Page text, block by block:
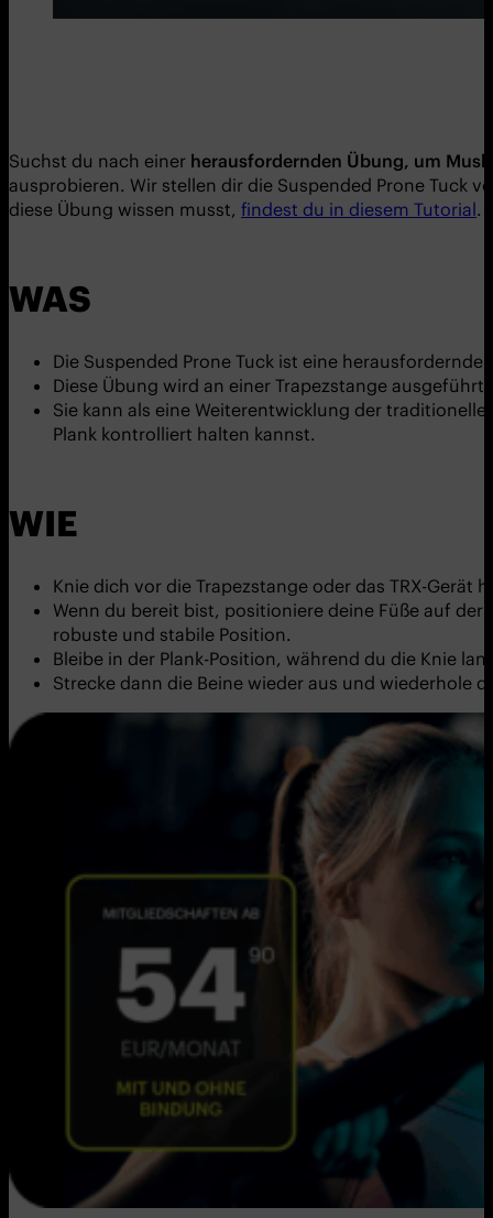
Suchst du nach einer herausfordernden Übung, um
ausprobieren. Wir stellen dir die Suspended Prone Tuck
diese Übung wissen musst, findest du in diesem Tutorial.
WAS
Die Suspended Prone Tuck ist eine
Diese Übung wird an einer Trapezstange
Sie kann als eine Weiterentwicklung der
Plank kontrolliert halten kannst.
WIE
Knie dich vor die Trapezstange oder das TRX-
Wenn du bereit bist, positioniere deine Füße auf
robuste und stabile Position.
Bleibe in der Plank-Position, während du die Knie
Strecke dann die Beine wieder aus und wiederhole